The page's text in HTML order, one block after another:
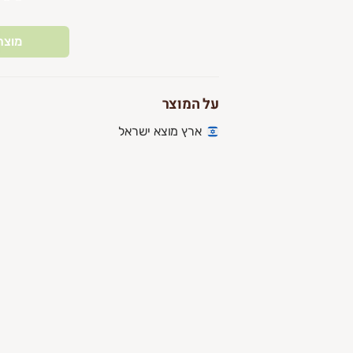
על המוצר
ארץ מוצא ישראל